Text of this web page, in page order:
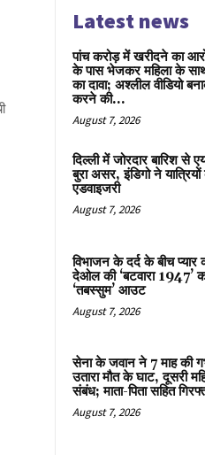
Latest news
पांच करोड़ में खरीदने का
के पास भेजकर महिला के
का दावा; अश्लील वीडियो
करने की...
August 7, 2026
दिल्ली में जोरदार बारिश से
बुरा असर, इंडिगो ने
एडवाइजरी
August 7, 2026
विभाजन के दर्द के बीच
देओल की ‘बटवारा 1947’
‘तबस्सुम’ आउट
August 7, 2026
सेना के जवान ने 7 माह की
उतारा मौत के घाट, दूसरी
संबंध; माता-पिता सहित
August 7, 2026